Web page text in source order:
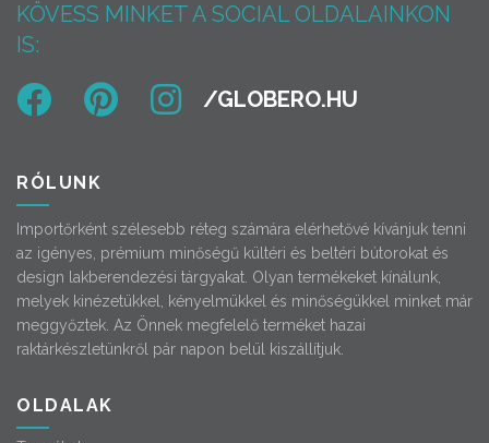
KÖVESS MINKET A SOCIAL OLDALAINKON
IS:
RÓLUNK
Importőrként szélesebb réteg számára elérhetővé kívánjuk tenni
az igényes, prémium minőségű kültéri és beltéri bútorokat és
design lakberendezési tárgyakat. Olyan termékeket kínálunk,
melyek kinézetükkel, kényelmükkel és minőségükkel minket már
meggyőztek. Az Önnek megfelelő terméket hazai
raktárkészletünkről pár napon belül kiszállítjuk.
OLDALAK